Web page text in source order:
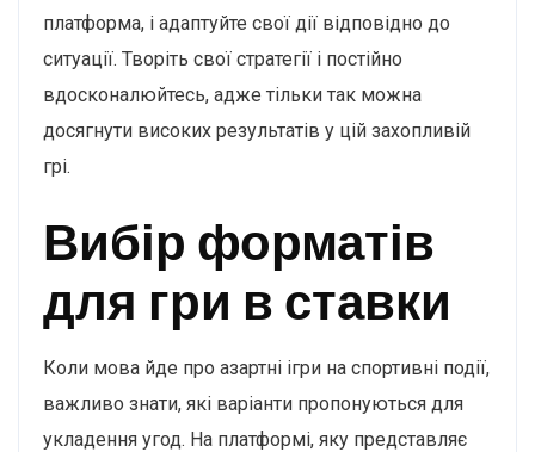
платформа, і адаптуйте свої дії відповідно до
ситуації. Творіть свої стратегії і постійно
вдосконалюйтесь, адже тільки так можна
досягнути високих результатів у цій захопливій
грі.
Вибір форматів
для гри в ставки
Коли мова йде про азартні ігри на спортивні події,
важливо знати, які варіанти пропонуються для
укладення угод. На платформі, яку представляє